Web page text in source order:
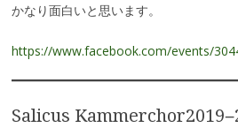
かなり面白いと思います。
https://www.facebook.com/events/
Salicus